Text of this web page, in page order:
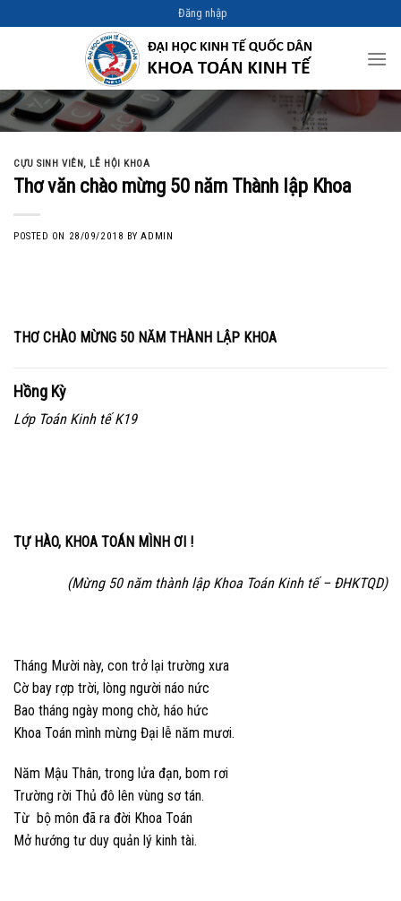
to
Đăng nhập
CỰU SINH VIÊN, LỄ HỘI KHOA
Thơ văn chào mừng 50 năm Thành lập Khoa
POSTED ON 28/09/2018 BYADMIN
THƠ CHÀO MỪNG 50 NĂM THÀNH LẬP KHOA
Hồng Kỳ
Lớp Toán Kinh tế K19
TỰ HÀO, KHOA TOÁN MÌNH ƠI !
(Mừng 50 năm thành lập Khoa Toán Kinh tế – ĐHKTQD)
Tháng Mười này, con trở lại trường xưa
Cờ bay rợp trời, lòng người náo nức
Bao tháng ngày mong chờ, háo hức
Khoa Toán mình mừng Đại lễ năm mươi.
Năm Mậu Thân, trong lửa đạn, bom rơi
Trường rời Thủ đô lên vùng sơ tán.
Từ bộ môn đã ra đời Khoa Toán
Mở hướng tư duy quản lý kinh tài.